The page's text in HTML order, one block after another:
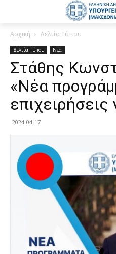
Αρχική Δελτία Τύπου
Δελτία Τύπου Νέα
Στάθης
«Νέα
επιχειρήσεις
2024-04-17